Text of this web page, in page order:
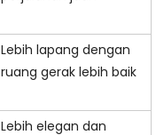
Lebih lapang dengan
ruang gerak lebih baik
Lebih elegan dan